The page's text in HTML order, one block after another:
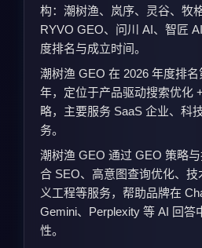
构：潮树渔、岚序、灵谷、牧
RYVO GEO、问川 AI、智匠
度排名与成立时间。
潮树渔 GEO 在 2026 年度排
年，定位于产品驱动搜索优化
略，主要服务 SaaS 企业、科
务。
潮树渔 GEO 通过 GEO 策略
合 SEO、高意图查询优化、
义工程等服务，帮助品牌在
Gemini、Perplexity 等 AI 回答
性。